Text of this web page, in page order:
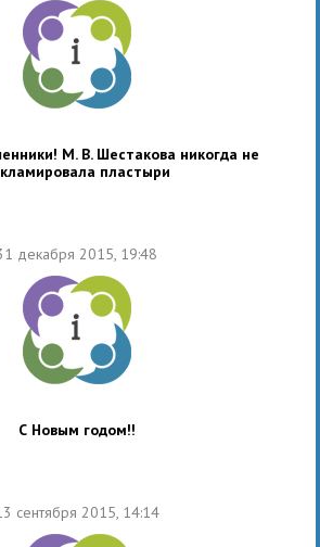
М. В. Шестакова никогда не
пластыри
декабря 2015, 19:48
С Новым годом!!
сентября 2015, 14:14